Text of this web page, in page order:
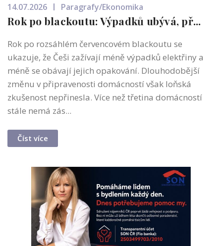
14.07.2026 Paragrafy/Ekonomika
Rok po blackoutu: Výpadků ubývá, př...
Rok po rozsáhlém červencovém blackoutu se
ukazuje, že Češi zažívají méně výpadků elektřiny a
méně se obávají jejich opakování. Dlouhodobější
změnu v připravenosti domácností však loňská
zkušenost nepřinesla. Více než třetina domácností
stále nemá zás...
Číst více